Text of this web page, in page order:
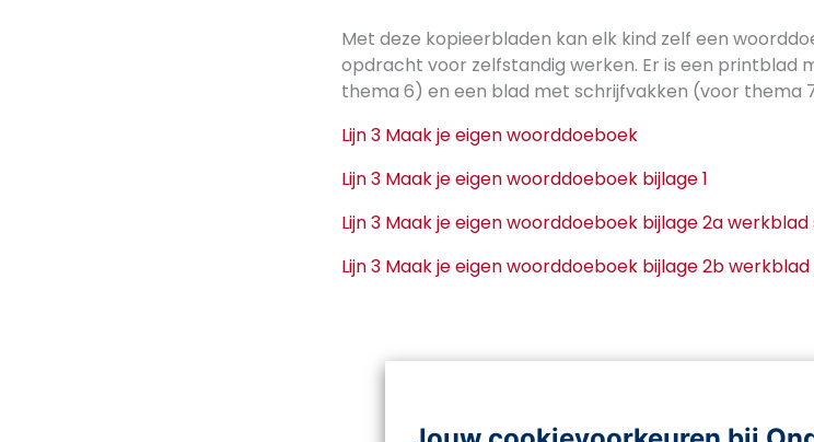
Met deze kopieerbladen kan elk kind zelf een
opdracht voor zelfstandig werken. Er is een printblad
thema 6) en een blad met schrijfvakken (voor thema
Lijn 3 Maak je eigen woorddoeboek
Lijn 3 Maak je eigen woorddoeboek bijlage 1
Lijn 3 Maak je eigen woorddoeboek bijlage 2a
Lijn 3 Maak je eigen woorddoeboek bijlage 2b